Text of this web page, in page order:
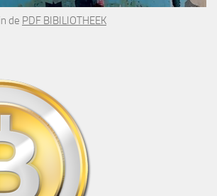
de PDF BIBILIOTHEEK